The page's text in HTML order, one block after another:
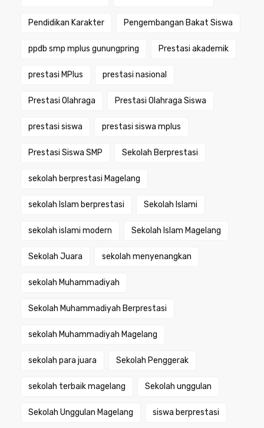
Pendidikan Karakter Pengembangan Bakat Siswa
ppdb smp mplus gunungpring Prestasi akademik
prestasi MPlus prestasi nasional
Prestasi Olahraga Prestasi Olahraga Siswa
prestasi siswa prestasi siswa mplus
Prestasi Siswa SMP Sekolah Berprestasi
sekolah berprestasi Magelang
sekolah Islam berprestasi Sekolah Islami
sekolah islami modern Sekolah Islam Magelang
Sekolah Juara sekolah menyenangkan
sekolah Muhammadiyah
Sekolah Muhammadiyah Berprestasi
sekolah Muhammadiyah Magelang
sekolah para juara Sekolah Penggerak
sekolah terbaik magelang Sekolah unggulan
Sekolah Unggulan Magelang siswa berprestasi